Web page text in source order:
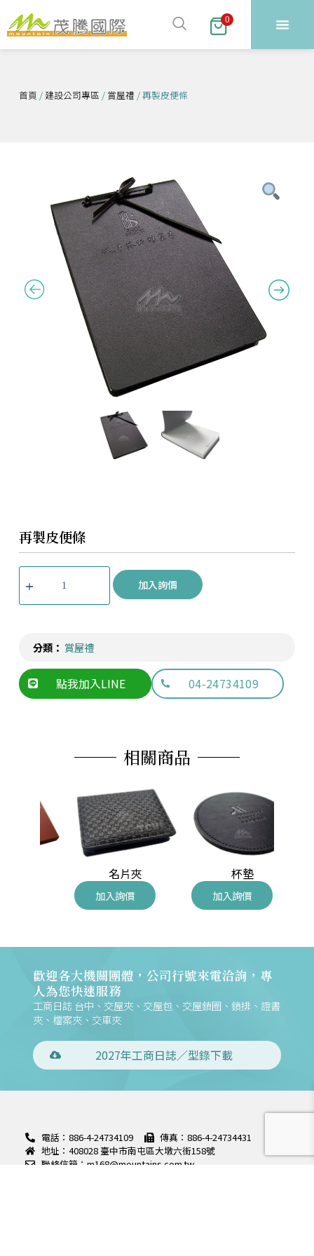
跳
至
主
容
0
首頁 / 建設公司專區 / 賞屋禮 / 再製皮便條
再製皮便條
加入詢價
分類： 賞屋禮
點我加入LINE 04-24734109
相關商品
名片夾
加入詢價 加入詢價
歡迎各大機關團體，公司行號來電洽詢，專
人為您快速服務
工商日誌 台中、交屋夾、交屋包、交屋鎖圈、鎖排、證書
夾、檔案夾、交車夾
2027年工商日誌／型錄下載
電話：886-4-24734109
傳真：886-4-24734431
地址：408028 臺中市南屯區大墩六街158號
聯絡信箱：m168@mountains.com.tw